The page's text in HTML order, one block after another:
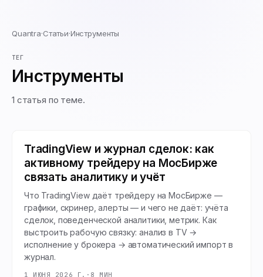
Quantra·Статьи·Инструменты
ТЕГ
Инструменты
1 статья по теме.
TradingView и журнал сделок: как
активному трейдеру на МосБирже
связать аналитику и учёт
Что TradingView даёт трейдеру на МосБирже —
графики, скринер, алерты — и чего не даёт: учёта
сделок, поведенческой аналитики, метрик. Как
выстроить рабочую связку: анализ в TV →
исполнение у брокера → автоматический импорт в
журнал.
1 ИЮНЯ 2026 Г. · 8 МИН